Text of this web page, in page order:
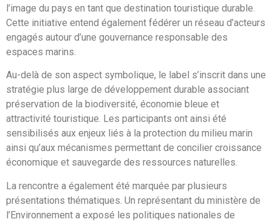
l’image du pays en tant que destination touristique durable.
Cette initiative entend également fédérer un réseau d’acteurs
engagés autour d’une gouvernance responsable des
espaces marins.
Au-delà de son aspect symbolique, le label s’inscrit dans une
stratégie plus large de développement durable associant
préservation de la biodiversité, économie bleue et
attractivité touristique. Les participants ont ainsi été
sensibilisés aux enjeux liés à la protection du milieu marin
ainsi qu’aux mécanismes permettant de concilier croissance
économique et sauvegarde des ressources naturelles.
La rencontre a également été marquée par plusieurs
présentations thématiques. Un représentant du ministère de
l’Environnement a exposé les politiques nationales de